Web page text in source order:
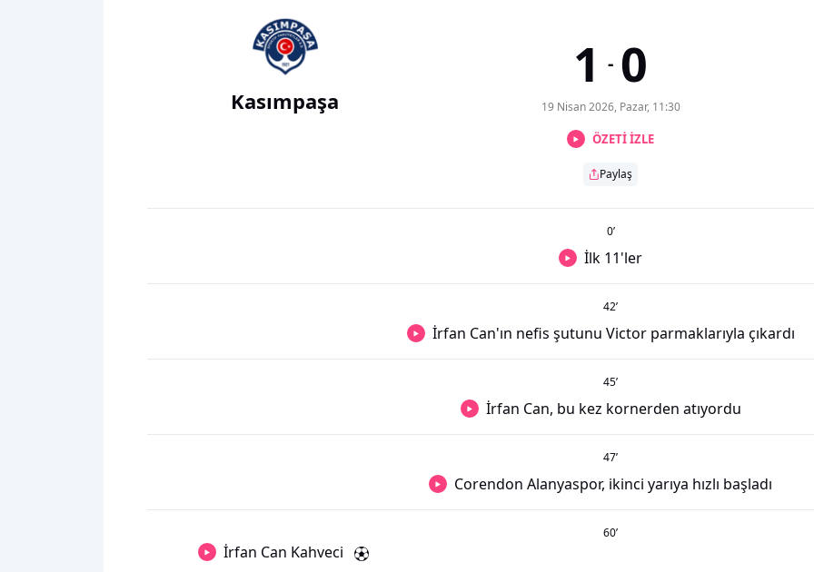
Kasımpaşa
1 - 0
19 Nisan 2026, Pazar, 11:30
ÖZETİ İZLE
Paylaş
0’
İlk 11'ler
42’
İrfan Can'ın nefis şutunu Victor parmaklarıyla çıkardı
45’
İrfan Can, bu kez kornerden atıyordu
47’
Corendon Alanyaspor, ikinci yarıya hızlı başladı
60’
İrfan Can Kahveci